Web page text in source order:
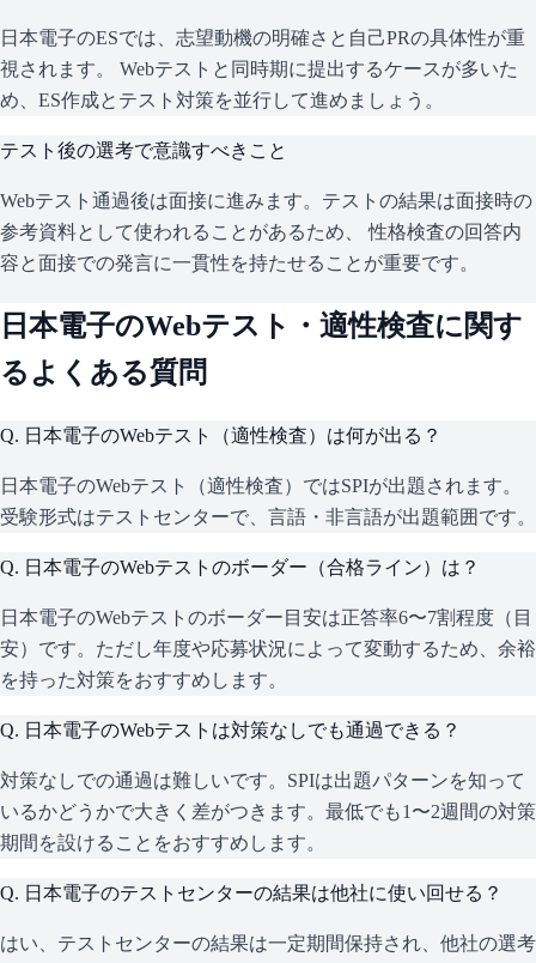
日本電子のESでは、志望動機の明確さと自己PRの具体性が重
視されます。 Webテストと同時期に提出するケースが多いた
め、ES作成とテスト対策を並行して進めましょう。
テスト後の選考で意識すべきこと
Webテスト通過後は面接に進みます。テストの結果は面接時の
参考資料として使われることがあるため、 性格検査の回答内
容と面接での発言に一貫性を持たせることが重要です。
日本電子のWebテスト・適性検査に関す
るよくある質問
Q. 日本電子のWebテスト（適性検査）は何が出る？
日本電子のWebテスト（適性検査）ではSPIが出題されます。
受験形式はテストセンターで、言語・非言語が出題範囲です。
Q. 日本電子のWebテストのボーダー（合格ライン）は？
日本電子のWebテストのボーダー目安は正答率6〜7割程度（目
安）です。ただし年度や応募状況によって変動するため、余裕
を持った対策をおすすめします。
Q. 日本電子のWebテストは対策なしでも通過できる？
対策なしでの通過は難しいです。SPIは出題パターンを知って
いるかどうかで大きく差がつきます。最低でも1〜2週間の対策
期間を設けることをおすすめします。
Q. 日本電子のテストセンターの結果は他社に使い回せる？
はい、テストセンターの結果は一定期間保持され、他社の選考